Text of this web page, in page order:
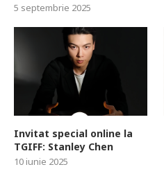
5 septembrie 2025
Invitat special online la
TGIFF: Stanley Chen
10 iunie 2025